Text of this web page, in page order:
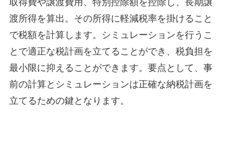
渡所得を算出。その所得に軽減税率を掛けること
で税額を計算します。シミュレーションを行うこ
とで適正な税計画を立てることができ、税負担を
最小限に抑えることができます。要点として、事
前の計算とシミュレーションは正確な納税計画を
立てるための鍵となります。